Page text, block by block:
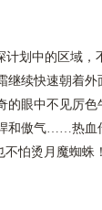
划中的区域
继续快速朝着
的眼中不见厉
和傲气……热血
怕烫月魔蜘蛛！